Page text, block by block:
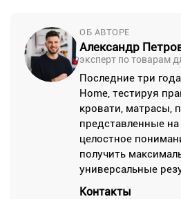
ОБ АВТОРЕ
Александр
эксперт по товарам
Последние три
Home, тестируя
кровати, матрасы,
представленные
целостное
получить
универсальные
Контакты